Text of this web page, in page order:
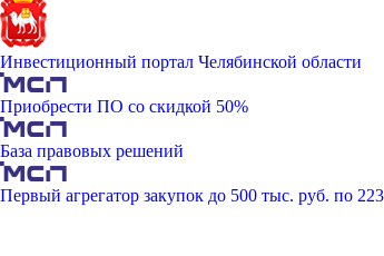
Инвестиционный портал Челябинской области
Приобрести ПО со скидкой 50%
База правовых решений
Первый агрегатор закупок до 500 тыс. руб. по